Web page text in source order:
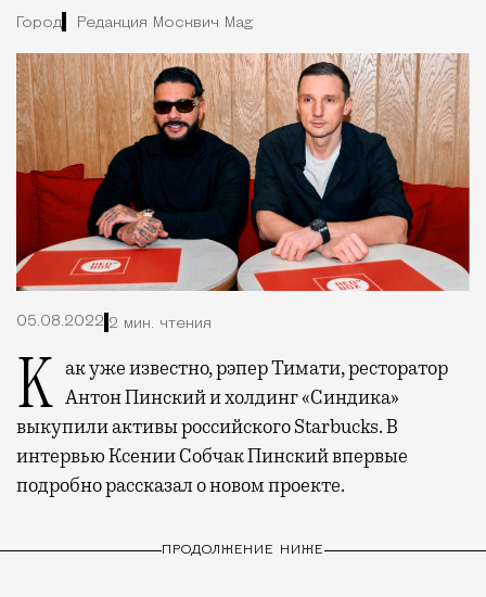
Город Редакция Москвич Mag
05.08.2022 2 мин. чтения
Как уже известно, рэпер Тимати, ресторатор Антон Пинский и холдинг «Синдика»
выкупили активы российского Starbucks. В
интервью Ксении Собчак Пинский впервые
подробно рассказал о новом проекте.
ПРОДОЛЖЕНИЕ НИЖЕ